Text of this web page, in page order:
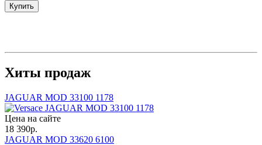
Купить
Хиты продаж
JAGUAR MOD 33100 1178
Цена на сайте
18 390р.
JAGUAR MOD 33620 6100